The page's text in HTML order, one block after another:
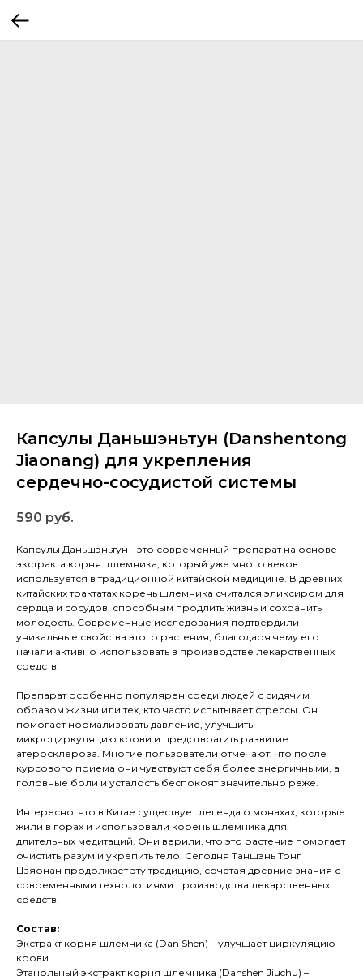
Капсулы Даньшэньтун (Danshentong
Jiaonang) для укрепления
сердечно-сосудистой системы
590 руб.
Капсулы Даньшэньтун - это современный препарат на основе
экстракта корня шлемника, который уже много веков
используется в традиционной китайской медицине. В древних
китайских трактатах корень шлемника считался эликсиром для
сердца и сосудов, способным продлить жизнь и сохранить
молодость. Современные исследования подтвердили
уникальные свойства этого растения, благодаря чему его
начали активно использовать в производстве лекарственных
средств.
Препарат особенно популярен среди людей с сидячим
образом жизни или тех, кто часто испытывает стрессы. Он
помогает нормализовать давление, улучшить
микроциркуляцию крови и предотвратить развитие
атеросклероза. Многие пользователи отмечают, что после
курсового приема они чувствуют себя более энергичными, а
головные боли и усталость беспокоят значительно реже.
Интересно, что в Китае существует легенда о монахах, которые
жили в горах и использовали корень шлемника для
длительных медитаций. Они верили, что это растение помогает
очистить разум и укрепить тело. Сегодня Таншэнь Тонг
Цзяонан продолжает эту традицию, сочетая древние знания с
современными технологиями производства лекарственных
средств.
Состав:
Экстракт корня шлемника (Dan Shen) – улучшает циркуляцию
крови
Этанольный экстракт корня шлемника (Danshen Jiuchu) –